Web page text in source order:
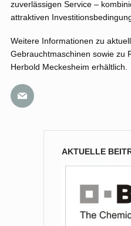
zuverlässigen Service –
attraktiven
Weitere Informationen zu
Gebrauchtmaschinen sowie zu
Herbold Meckesheim erhältlich.
AKTUELLE